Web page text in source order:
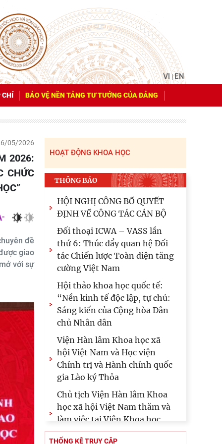
VI|EN
CHÍ BẢO VỆ NỀN TẢNG TƯ TƯỞNG CỦA ĐẢNG
05/2026
CHỨC
đề
giao
với sự
HOẠT ĐỘNG KHOA HỌC
THÔNG BÁO
HỘI NGHỊ CÔNG BỐ QUYẾT
ĐỊNH VỀ CÔNG TÁC CÁN BỘ
Đối thoại ICWA – VASS lần
thứ 6: Thúc đẩy quan hệ Đối
tác Chiến lược Toàn diện tăng
cường Việt Nam
Hội thảo khoa học quốc tế:
“Nền kinh tế độc lập, tự chủ:
Sáng kiến của Cộng hòa Dân
chủ Nhân dân
Viện Hàn lâm Khoa học xã
hội Việt Nam và Học viện
Chính trị và Hành chính quốc
gia Lào ký Thỏa
Chủ tịch Viện Hàn lâm Khoa
học xã hội Việt Nam thăm và
làm việc tại Viện Khoa học
Kinh tế và Xã hội
THỐNG KÊ TRUY CẬP